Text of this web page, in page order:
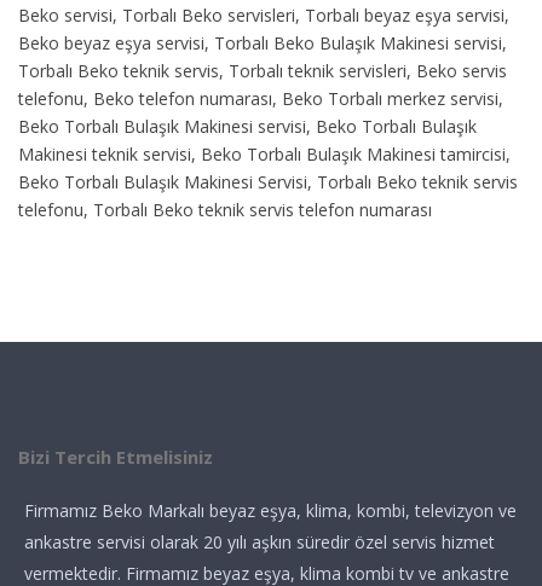
Beko servisi, Torbalı Beko servisleri, Torbalı beyaz eşya servisi,
Beko beyaz eşya servisi, Torbalı Beko Bulaşık Makinesi servisi,
Torbalı Beko teknik servis, Torbalı teknik servisleri, Beko servis
telefonu, Beko telefon numarası, Beko Torbalı merkez servisi,
Beko Torbalı Bulaşık Makinesi servisi, Beko Torbalı Bulaşık
Makinesi teknik servisi, Beko Torbalı Bulaşık Makinesi tamircisi,
Beko Torbalı Bulaşık Makinesi Servisi, Torbalı Beko teknik servis
telefonu, Torbalı Beko teknik servis telefon numarası
Bizi Tercih Etmelisiniz
Firmamız Beko Markalı beyaz eşya, klima, kombi, televizyon ve
ankastre servisi olarak 20 yılı aşkın süredir özel servis hizmet
vermektedir. Firmamız beyaz eşya, klima kombi tv ve ankastre